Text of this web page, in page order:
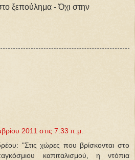
ξεπούλημα - Όχι στην
2011 στις 7:33 π.μ.
"Στις χώρες που βρίσκονται στο
καπιταλισμού, η ντόπια